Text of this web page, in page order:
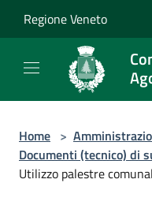
Regione Veneto
Home >
Documenti (tecnico) di
Utilizzo palestre